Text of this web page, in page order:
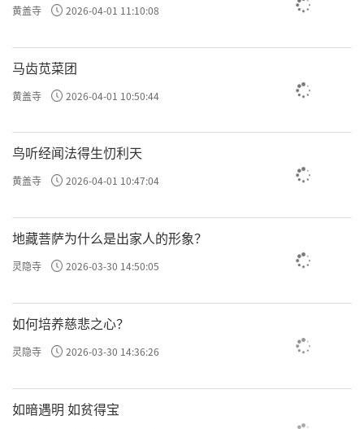
黄盖寺 2026-04-01 11:10:08
马齿苋菜团
黄盖寺 2026-04-01 10:50:44
鸟听经闻法得生忉利天
黄盖寺 2026-04-01 10:47:04
地藏菩萨为什么是出家人的形象？
灵隐寺 2026-03-30 14:50:05
如何培养慈悲之心？
灵隐寺 2026-03-30 14:36:26
如暗遇明 如贫得宝